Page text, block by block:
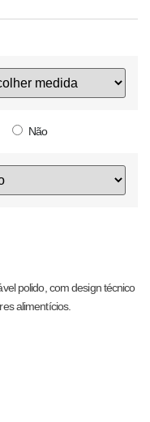
Não
polido, com design técnico
alimentícios.